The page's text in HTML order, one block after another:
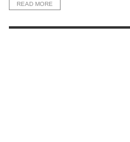
READ MORE